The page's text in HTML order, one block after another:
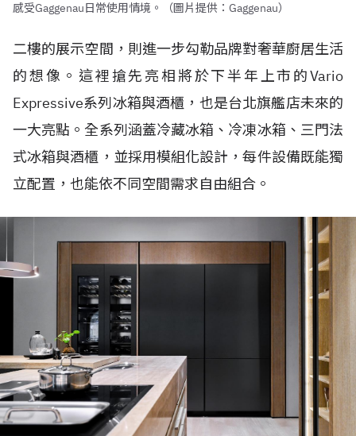
感受Gaggenau日常使用情境。（圖片提供：Gaggenau）
二樓的展示空間，則進一步勾勒品牌對奢華廚居生活
的想像。這裡搶先亮相將於下半年上市的Vario
Expressive系列冰箱與酒櫃，也是台北旗艦店未來的
一大亮點。全系列涵蓋冷藏冰箱、冷凍冰箱、三門法
式冰箱與酒櫃，並採用模組化設計，每件設備既能獨
立配置，也能依不同空間需求自由組合。